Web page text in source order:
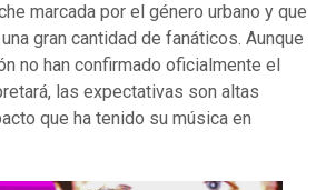
marcada por el género urbano y que
gran cantidad de fanáticos. Aunque
no han confirmado oficialmente el
las expectativas son altas
que ha tenido su música en